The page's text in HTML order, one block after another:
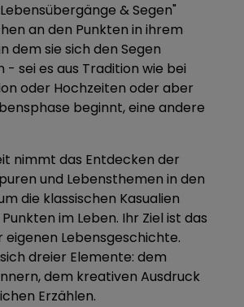
& Segen"
an den Punkten in ihrem
dem sie sich den Segen
sei es aus Tradition wie bei
oder Hochzeiten oder aber
beginnt, eine andere
nimmt das Entdecken der
und Lebensthemen in den
die klassischen Kasualien
im Leben. Ihr Ziel ist das
Lebensgeschichte.
dreier Elemente: dem
dem kreativen Ausdruck
Erzählen.